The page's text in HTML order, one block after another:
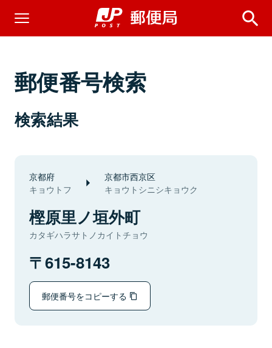
郵便番号検索
検索結果
京都府
キョウトフ
京都市西京区
キョウトシニシキョウク
樫原里ノ垣外町
カタギハラサトノカイトチョウ
615-8143
郵便番号をコピーする